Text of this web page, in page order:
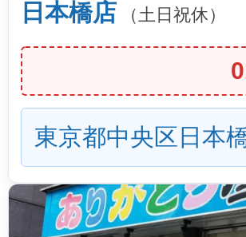
日本橋店 （土日祝休）
東京都中央区日本